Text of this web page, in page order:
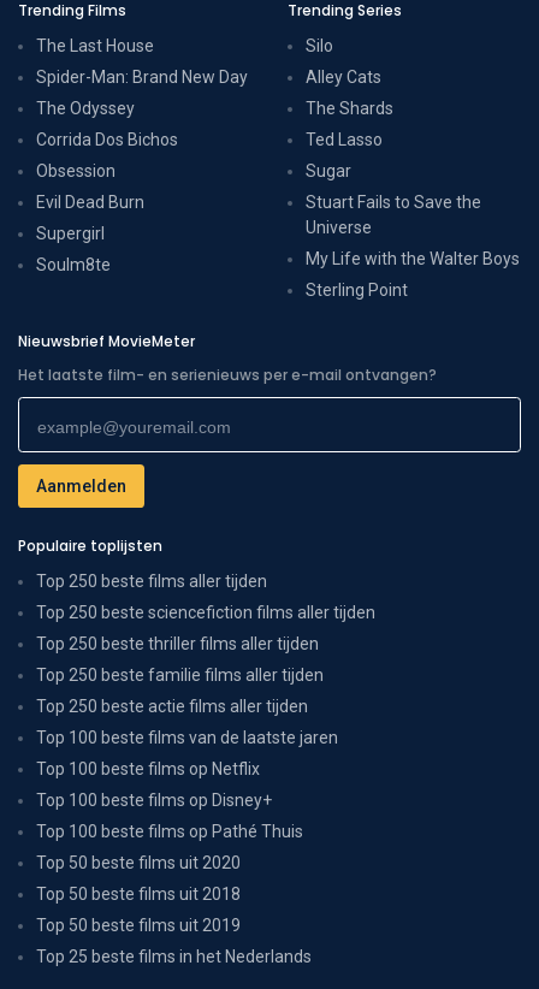
Trending Films
The Last House
Spider-Man: Brand New Day
The Odyssey
Corrida Dos Bichos
Obsession
Evil Dead Burn
Supergirl
Soulm8te
Trending Series
Silo
Alley Cats
The Shards
Ted Lasso
Sugar
Stuart Fails to Save the
Universe
My Life with the Walter Boys
Sterling Point
Nieuwsbrief MovieMeter
Het laatste film- en serienieuws per e-mail ontvangen?
Populaire toplijsten
Top 250 beste films aller tijden
Top 250 beste sciencefiction films aller tijden
Top 250 beste thriller films aller tijden
Top 250 beste familie films aller tijden
Top 250 beste actie films aller tijden
Top 100 beste films van de laatste jaren
Top 100 beste films op Netflix
Top 100 beste films op Disney+
Top 100 beste films op Pathé Thuis
Top 50 beste films uit 2020
Top 50 beste films uit 2018
Top 50 beste films uit 2019
Top 25 beste films in het Nederlands